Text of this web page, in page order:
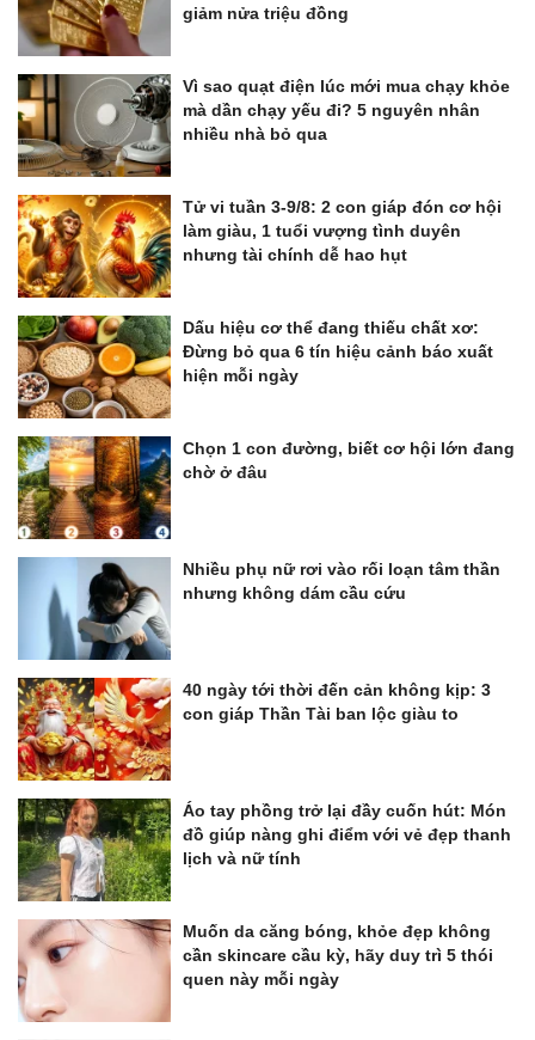
giảm nửa triệu đồng
Vì sao quạt điện lúc mới mua chạy khỏe
mà dần chạy yếu đi? 5 nguyên nhân
nhiều nhà bỏ qua
Tử vi tuần 3-9/8: 2 con giáp đón cơ hội
làm giàu, 1 tuổi vượng tình duyên
nhưng tài chính dễ hao hụt
Dấu hiệu cơ thể đang thiếu chất xơ:
Đừng bỏ qua 6 tín hiệu cảnh báo xuất
hiện mỗi ngày
Chọn 1 con đường, biết cơ hội lớn đang
chờ ở đâu
Nhiều phụ nữ rơi vào rối loạn tâm thần
nhưng không dám cầu cứu
40 ngày tới thời đến cản không kịp: 3
con giáp Thần Tài ban lộc giàu to
Áo tay phồng trở lại đầy cuốn hút: Món
đồ giúp nàng ghi điểm với vẻ đẹp thanh
lịch và nữ tính
Muốn da căng bóng, khỏe đẹp không
cần skincare cầu kỳ, hãy duy trì 5 thói
quen này mỗi ngày